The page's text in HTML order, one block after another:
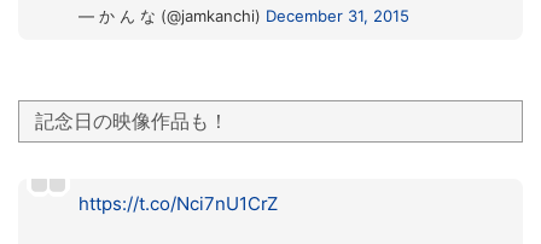
— か ん な (@jamkanchi) December 31, 2015
記念日の映像作品も！
https://t.co/Nci7nU1CrZ